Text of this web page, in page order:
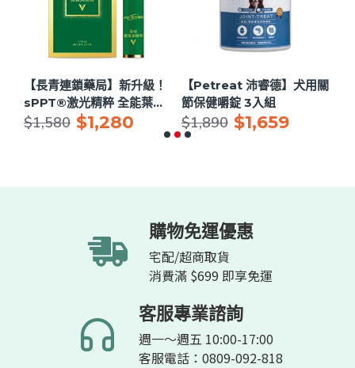
【長青連鎖藥局】新升級！
sPPT®激光精粹 全能葉黃
素眼霜 16ml（原：水汪汪
$1,280
$1,580
【Petreat 沛睿德】犬用關
節保健嚼錠 3入組
$1,659
$1,890
購物免運優惠
宅配/超商取貨
消費滿 $699 即享免運
客服專業諮詢
週一～週五 10:00-17:00
客服電話：0809-092-818